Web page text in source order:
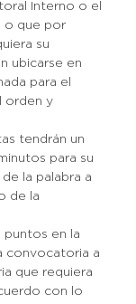
Interno o el
o que por
su
ubicarse en
para el
orden y
tendrán un
para su
la palabra a
de la
puntos en la
convocatoria a
que requiera
con lo